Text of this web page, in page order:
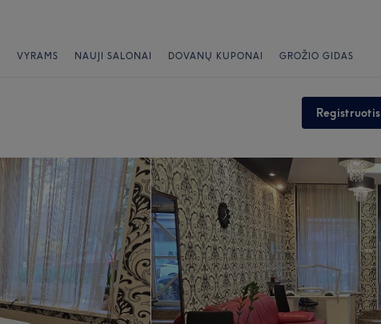
VYRAMS NAUJI SALONAI DOVANŲ KUPONAI GROŽIO GIDAS
Registruotis